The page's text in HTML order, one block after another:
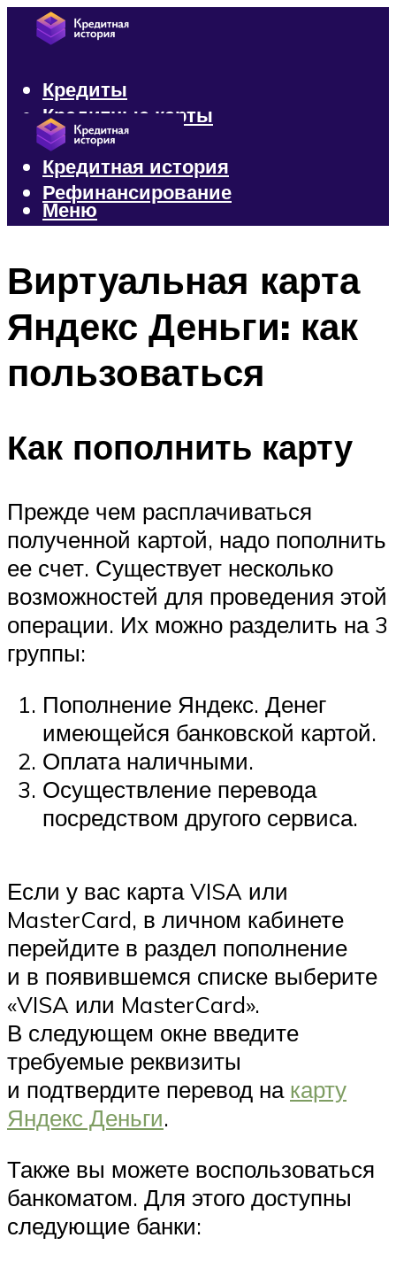
Кредиты
Кредитные карты
Микрозаймы
Кредитная история
Рефинансирование
Меню
Виртуальная карта
Яндекс Деньги: как
пользоваться
Как пополнить карту
Прежде чем расплачиваться
полученной картой, надо пополнить
ее счет. Существует несколько
возможностей для проведения этой
операции. Их можно разделить на 3
группы:
Пополнение Яндекс. Денег
имеющейся банковской картой.
Оплата наличными.
Осуществление перевода
посредством другого сервиса.
Если у вас карта VISA или
MasterCard, в личном кабинете
перейдите в раздел пополнение
и в появившемся списке выберите
«VISA или MasterCard».
В следующем окне введите
требуемые реквизиты
и подтвердите перевод на карту
Яндекс Деньги.
Также вы можете воспользоваться
банкоматом. Для этого доступны
следующие банки: